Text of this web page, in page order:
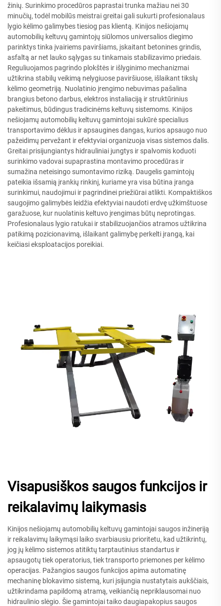
žinių. Surinkimo procedūros paprastai trunka mažiau nei 30
minučių, todėl mobilūs meistrai greitai gali sukurti profesionalaus
lygio kėlimo galimybes tiesiog pas klientą. Kinijos nešiojamų
automobilių keltuvų gamintojų siūlomos universalios diegimo
parinktys tinka įvairiems paviršiams, įskaitant betonines grindis,
asfaltą ar net lauko sąlygas su tinkamais stabilizavimo priedais.
Reguliuojamos pagrindo plokštės ir išlyginimo mechanizmai
užtikrina stabilų veikimą nelygiuose paviršiuose, išlaikant tikslų
kėlimo geometriją. Nuolatinio įrengimo nebuvimas pašalina
brangius betono darbus, elektros instaliaciją ir struktūrinius
pakeitimus, būdingus tradicinėms keltuvų sistemoms. Kinijos
nešiojamų automobilių keltuvų gamintojai sukūrė specialius
transportavimo dėklus ir apsaugines dangas, kurios apsaugo nuo
pažeidimų pervežant ir efektyviai organizuoja visas sistemos dalis.
Greitai prisijungiantys hidrauliniai jungtys ir spalvomis koduoti
surinkimo vadovai supaprastina montavimo procedūras ir
sumažina neteisingo sumontavimo riziką. Daugelis gamintojų
pateikia išsamią įrankių rinkinį, kuriame yra visa būtina įranga
surinkimui, naudojimui ir pagrindinei priežiūrai atlikti. Kompaktiškos
saugojimo galimybės leidžia efektyviai naudoti erdvę užkimštuose
garažuose, kur nuolatinis keltuvo įrengimas būtų neprotingas.
Profesionalaus lygio ratukai ir stabilizuojančios atramos užtikrina
patikimą pozicionavimą, išlaikant galimybę perkelti įrangą, kai
keičiasi eksploatacijos poreikiai.
Visapusiškos saugos funkcijos ir
reikalavimų laikymasis
Kinijos nešiojamų automobilių keltuvų gamintojai saugos inžineriją
ir reikalavimų laikymąsi laiko svarbiausiu prioritetu, kad užtikrintų,
jog jų kėlimo sistemos atitiktų tarptautinius standartus ir
apsaugotų tiek operatorius, tiek transporto priemones per kėlimo
operacijas. Pažangios saugos funkcijos apima automatinę
mechaninę blokavimo sistemą, kuri įsijungia nustatytais aukščiais,
užtikrindama papildomą atramą, veikiančią nepriklausomai nuo
hidraulinio slėgio. Šie gamintojai taiko daugiapakopius saugos